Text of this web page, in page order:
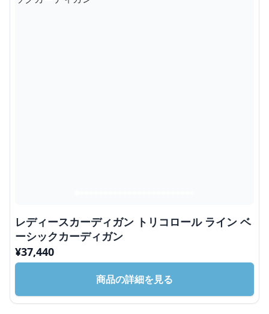
レディースカーディガン トリコロール ライン ベ
ーシックカーディガン
¥37,440
商品の詳細を見る